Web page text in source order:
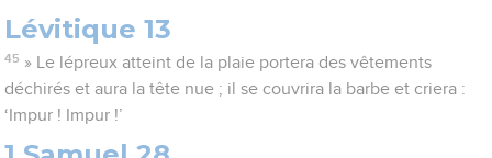
Lévitique 13
45 » Le lépreux atteint de la plaie portera des vêtements
déchirés et aura la tête nue ; il se couvrira la barbe et criera :
‘Impur ! Impur !’